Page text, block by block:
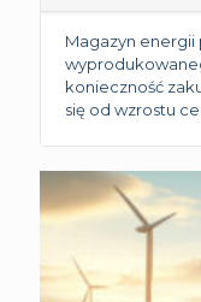
Magazyn energii
konieczność
się od wzrostu